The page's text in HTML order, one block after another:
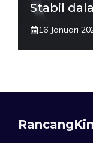
Stabil
16 Januari